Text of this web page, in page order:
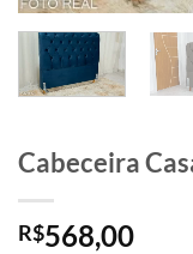
Cabeceira
R$568,00